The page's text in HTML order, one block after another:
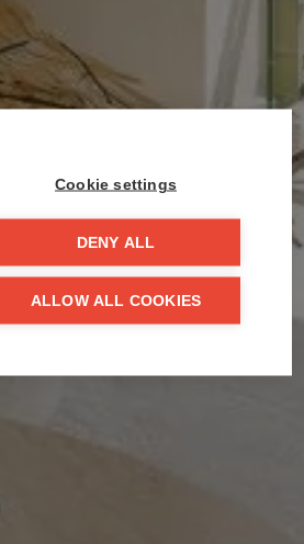
Cookie settings
DENY ALL
ALLOW ALL COOKIES